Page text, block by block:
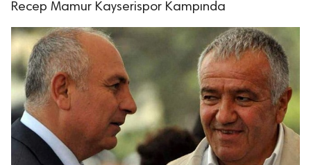
Recep Mamur Kayserispor Kampında